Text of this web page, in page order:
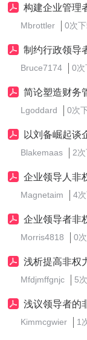
构建企业管理
Mbrottler 0次
制约行政领导
Bruce7174 0次
简论塑造财务
Lgoddard 0次
以刘备崛起谈
Blakemaas 2
企业领导人非
Magnetaim 4
企业领导者非
Morris4818 0
浅析提高非权
Mfdjmffgnjc 5
浅议领导者的
Kimmcgwier 1